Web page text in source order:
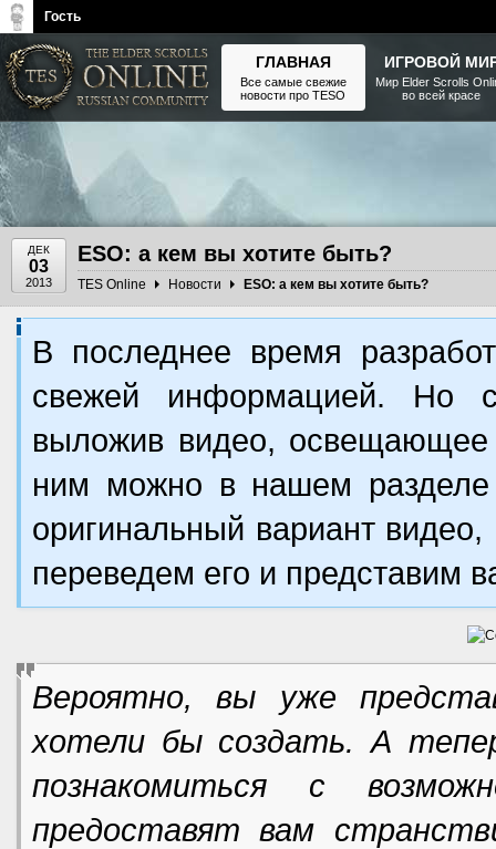
ДЕК
03
2013
ESO: а кем вы хотите быть?
TES Online Новости ESO: а кем вы хотите быть?
В последнее время
свежей информацией. Но
выложив видео, освещающее
ним можно в нашем
оригинальный вариант
переведем его и представим
Вероятно, вы уже
хотели бы создать. А
познакомиться с
предоставят вам
The Elder Scrolls, Fallout,
Bethesda Softworks - статьи,
новости, дополнения
ГЛАВНАЯ
Все самые свежие
новости про TESO
ИГРОВОЙ
Мир Elder Scrolls
во всей красе
Гость